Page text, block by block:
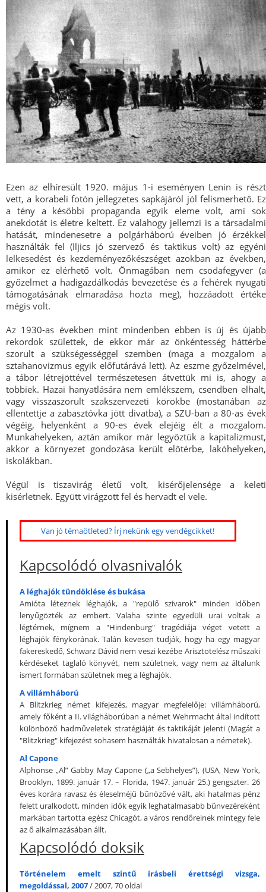
Ezen az elhíresült 1920. május 1-i eseményen Lenin is részt
vett, a korabeli fotón jellegzetes sapkájáról jól felismerhető. Ez
a tény a későbbi propaganda egyik eleme volt, ami sok
anekdotát is életre keltett. Ez valahogy jellemzi is a társadalmi
hatását, mindenesetre a polgárháború éveiben jó érzékkel
használták fel (Iljics jó szervező és taktikus volt) az egyéni
lelkesedést és kezdeményezőkészséget azokban az években,
amikor ez elérhető volt. Önmagában nem csodafegyver (a
győzelmet a hadigazdálkodás bevezetése és a fehérek nyugati
támogatásának elmaradása hozta meg), hozzáadott értéke
mégis volt.
Az 1930-as években mint mindenben ebben is új és újabb
rekordok születtek, de ekkor már az önkéntesség háttérbe
szorult a szükségességgel szemben (maga a mozgalom a
sztahanovizmus egyik előfutárává lett). Az eszme győzelmével,
a tábor létrejöttével természetesen átvettük mi is, ahogy a
többiek. Hazai hanyatlására nem emlékszem, csendben elhalt,
vagy visszaszorult szakszervezeti körökbe (mostanában az
ellentettje a zabasztóvka jött divatba), a SZU-ban a 80-as évek
végéig, helyenként a 90-es évek elejéig élt a mozgalom.
Munkahelyeken, aztán amikor már legyőztük a kapitalizmust,
akkor a környezet gondozása került előtérbe, lakóhelyeken,
iskolákban.
Végül is tiszavirág életű volt, kisérőjelensége a keleti
kisérletnek. Együtt virágzott fel és hervadt el vele.
Van jó témaötleted? Írj nekünk egy vendégcikket!
Kapcsolódó olvasnivalók
A léghajók tündöklése és bukása
Amióta léteznek léghajók, a "repülő szivarok" minden időben
lenyűgözték az embert. Valaha szinte egyedüli urai voltak a
légtérnek, mígnem a "Hindenburg" tragédiája véget vetett a
léghajók fénykorának. Talán kevesen tudják, hogy ha egy magyar
fakereskedő, Schwarz Dávid nem veszi kezébe Arisztotelész műszaki
kérdéseket taglaló könyvét, nem születnek, vagy nem az általunk
ismert formában születnek meg a léghajók.
A villámháború
A Blitzkrieg német kifejezés, magyar megfelelője: villámháború,
amely főként a II. világháborúban a német Wehrmacht által indított
különböző hadműveletek stratégiáját és taktikáját jelenti (Magát a
"Blitzkrieg" kifejezést sohasem használták hivatalosan a németek).
Al Capone
Alphonse „Al” Gabby May Capone („a Sebhelyes”), (USA, New York,
Brooklyn, 1899. január 17. – Florida, 1947. január 25.) gengszter. 26
éves korára ravasz és éleselméjű bűnözővé vált, aki hatalmas pénz
felett uralkodott, minden idők egyik leghatalmasabb bűnvezéreként
markában tartotta egész Chicagót, a város rendőreinek mintegy fele
az ő alkalmazásában állt.
Kapcsolódó doksik
Történelem emelt szintű írásbeli érettségi vizsga,
megoldással, 2007/ 2007, 70 oldal